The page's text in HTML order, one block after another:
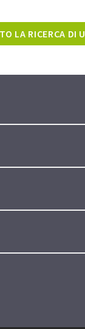
LA RICERCA DI